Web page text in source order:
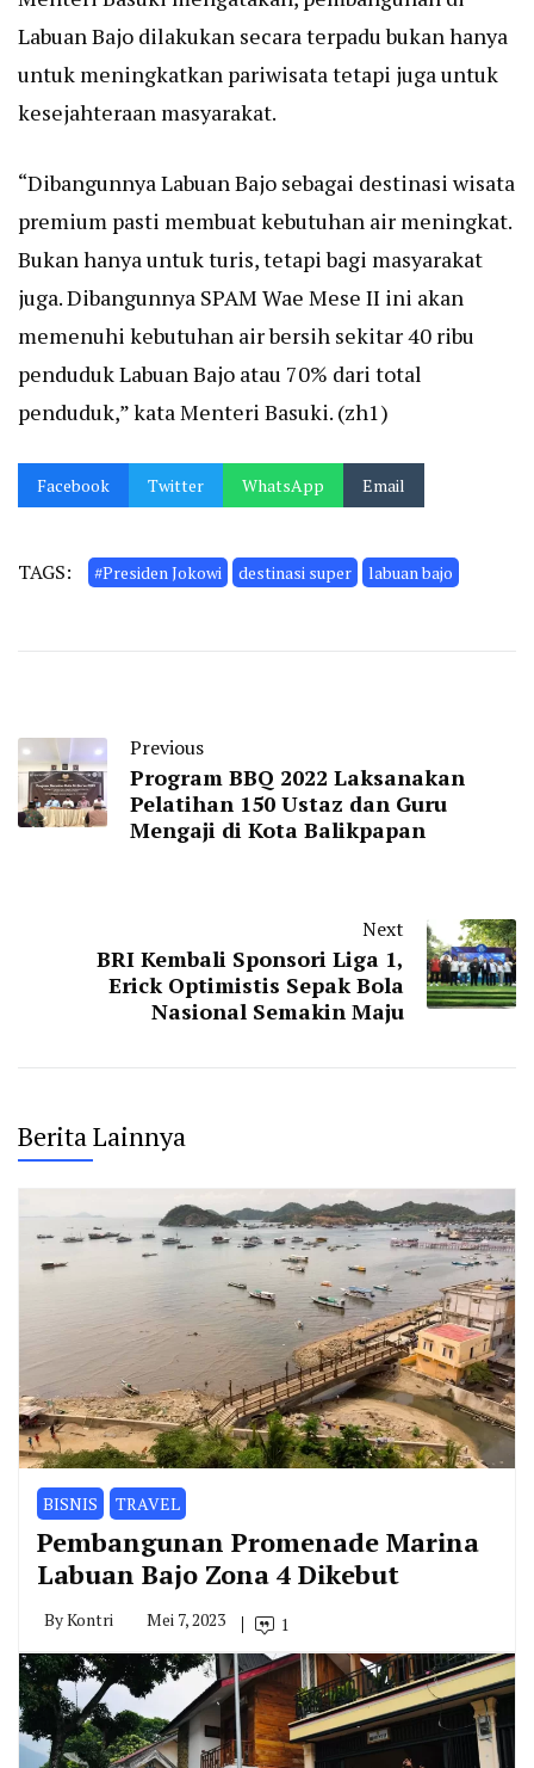
Labuan Bajo dilakukan secara terpadu bukan hanya
untuk meningkatkan pariwisata tetapi juga untuk
kesejahteraan masyarakat.
“Dibangunnya Labuan Bajo sebagai destinasi wisata
premium pasti membuat kebutuhan air meningkat.
Bukan hanya untuk turis, tetapi bagi masyarakat
juga. Dibangunnya SPAM Wae Mese II ini akan
memenuhi kebutuhan air bersih sekitar 40 ribu
penduduk Labuan Bajo atau 70% dari total
penduduk,” kata Menteri Basuki. (zh1)
Facebook Twitter WhatsApp Email
TAGS: #Presiden Jokowi destinasi super labuan bajo
Previous
Program BBQ 2022 Laksanakan
Pelatihan 150 Ustaz dan Guru
Mengaji di Kota Balikpapan
Next
BRI Kembali Sponsori Liga 1,
Erick Optimistis Sepak Bola
Nasional Semakin Maju
Berita Lainnya
BISNIS TRAVEL
Pembangunan Promenade Marina
Labuan Bajo Zona 4 Dikebut
ByKontri Mei 7, 2023 1